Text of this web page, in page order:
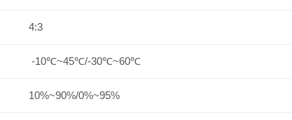
4:3
-10℃~45℃/-30℃~60℃
10%~90%/0%~95%